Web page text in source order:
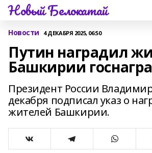
Новый Белокатай
Новости 4 ДЕКАБРЯ 2025, 06:50
Путин наградил
Башкирии
Президент России
декабря подписал указ о
жителей Башкирии.